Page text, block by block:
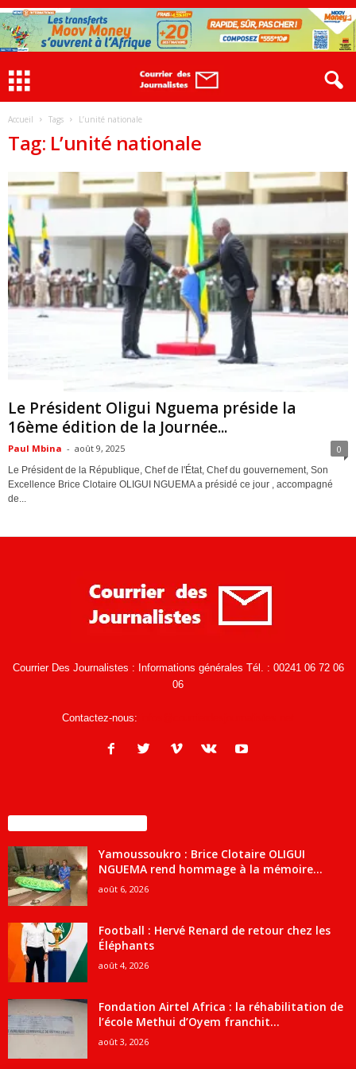
Accueil Tags L’unité nationale
Tag: L’unité nationale
Le Président Oligui Nguema préside la
16ème édition de la Journée...
Paul Mbina - août 9, 2025 0
Le Président de la République, Chef de l'État, Chef du gouvernement, Son
Excellence Brice Clotaire OLIGUI NGUEMA a présidé ce jour , accompagné
de...
Courrier Des Journalistes : Informations générales Tél. : 00241 06 72 06
06
Contactez-nous:
Yamoussoukro : Brice Clotaire OLIGUI
NGUEMA rend hommage à la mémoire...
août 6, 2026
Football : Hervé Renard de retour chez les
Éléphants
août 4, 2026
Fondation Airtel Africa : la réhabilitation de
l’école Methui d’Oyem franchit...
août 3, 2026